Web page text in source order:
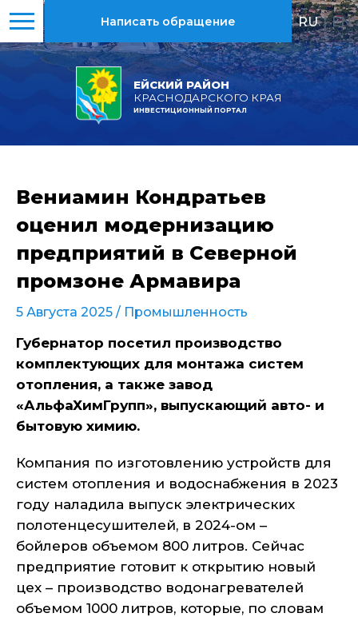
ЕЙСКИЙ РАЙОН
КРАСНОДАРСКОГО КРАЯ
ИНВЕСТИЦИОННЫЙ ПОРТАЛ
Написать обращение RU | EN
Вениамин Кондратьев
оценил модернизацию
предприятий в Северной
промзоне Армавира
5 Августа 2025 / Промышленность
Губернатор посетил производство
комплектующих для монтажа систем
отопления, а также завод
«АльфаХимГрупп», выпускающий авто- и
бытовую химию.
Компания по изготовлению устройств для
систем отопления и водоснабжения в 2023
году наладила выпуск электрических
полотенцесушителей, в 2024-ом –
бойлеров объемом 800 литров. Сейчас
предприятие готовит к открытию новый
цех – производство водонагревателей
объемом 1000 литров, которые, по словам